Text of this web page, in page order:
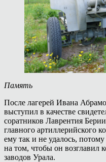
Память
После лагерей Ивана
выступил в качестве
соратников Лаврентия
главного артиллерийского
ему так и не удалось,
на том, чтобы он возглавил
заводов Урала.